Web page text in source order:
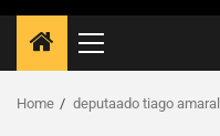
Home deputaado tiago amaral